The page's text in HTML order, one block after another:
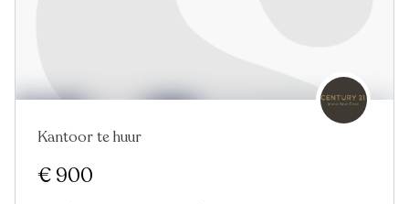
Nieuw
Kantoor te huur
€ 900